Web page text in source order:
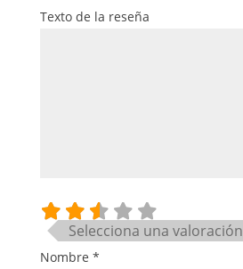
Texto de la reseña
Selecciona una valoración
Nombre *